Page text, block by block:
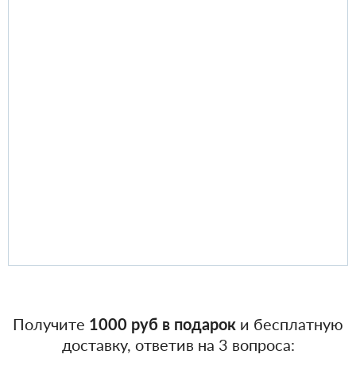
Получите 1000 руб в подарок и бесплатную
доставку, ответив на 3 вопроса: